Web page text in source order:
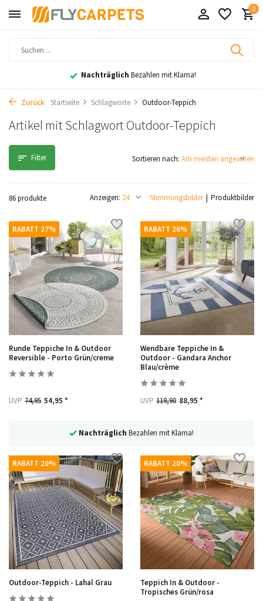
0
30 Tage Rückgaberecht
Zurück Startseite Schlagworte Outdoor-Teppich
Artikel mit Schlagwort Outdoor-Teppich
Filter
86 produkte Stimmungsbilder Produktbilder
Anzeigen:
Sortieren nach:
RABATT 27%
Runde Teppiche In & Outdoor
Reversible - Porto Grün/creme
UVP 74,95 54,95 *
RABATT 26%
Wendbare Teppiche In &
Outdoor - Gandara Anchor
Blau/crème
UVP 119,90 88,95 *
30 Tage Rückgaberecht
RABATT 20%
Outdoor-Teppich - Lahal Grau
RABATT 20%
Teppich In & Outdoor -
Tropisches Grün/rosa